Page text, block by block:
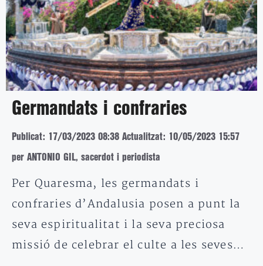
Germandats i confraries
Publicat: 17/03/2023 08:38 Actualitzat: 10/05/2023 15:57
per ANTONIO GIL, sacerdot i periodista
Per Quaresma, les germandats i
confraries d’Andalusia posen a punt la
seva espiritualitat i la seva preciosa
missió de celebrar el culte a les seves…